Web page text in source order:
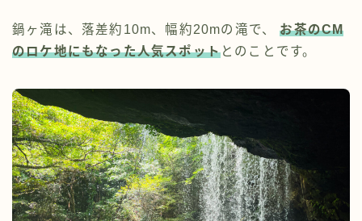
鍋ヶ滝は、落差約10m、幅約20mの滝で、お茶のCM
のロケ地にもなった人気スポットとのことです。